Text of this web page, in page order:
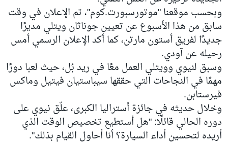
وبحسب موقعنا "موتورسبورت.كوم"، تم الإعلان في وقت
سابق من هذا الأسبوع عن تعيين جوناثان ويتلي مديرًا
جديدًا لفريق أستون مارتن، كما أكد الإعلان الرسمي أمس
رحيله عن آودي.
وسبق لنيوي وويتلي العمل معًا في ريد بُل، حيث لعبا دورًا
مهمًا في النجاحات التي حققها سيباستيان فيتيل وماكس
فيرستابن.
وخلال حديثه في جائزة أستراليا الكبرى، علّق نيوي على
دوره الحالي قائلًا: "هل أستطيع تخصيص الوقت الذي
أريده لتحسين أداء السيارة؟ أنا أحاول القيام بذلك".